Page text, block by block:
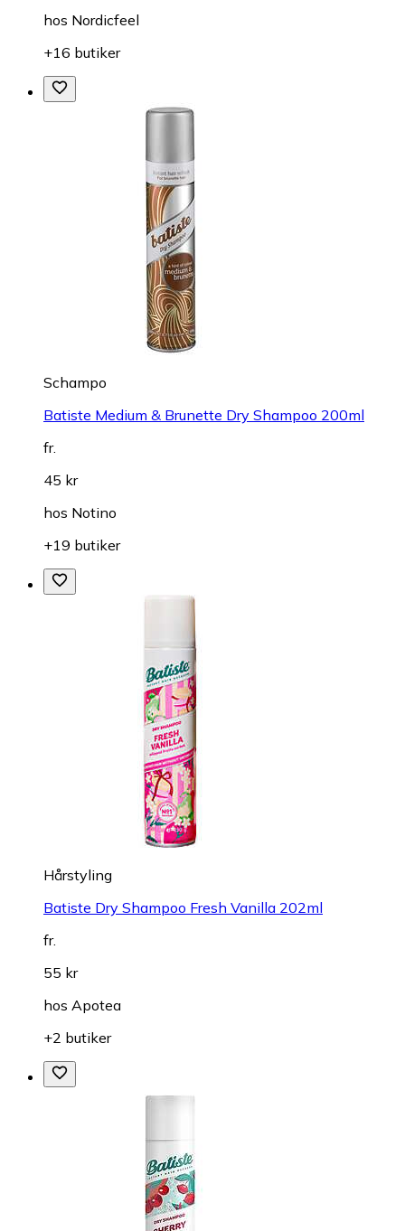
hos Nordicfeel
+16 butiker
Schampo
Batiste Medium & Brunette Dry Shampoo 200ml
fr.
45 kr
hos Notino
+19 butiker
Hårstyling
Batiste Dry Shampoo Fresh Vanilla 202ml
fr.
55 kr
hos Apotea
+2 butiker